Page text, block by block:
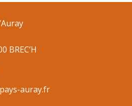
BREC’H
auray.fr